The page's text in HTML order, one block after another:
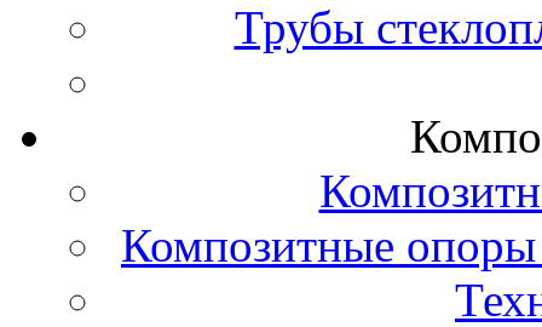
Трубы
Композитные опоры